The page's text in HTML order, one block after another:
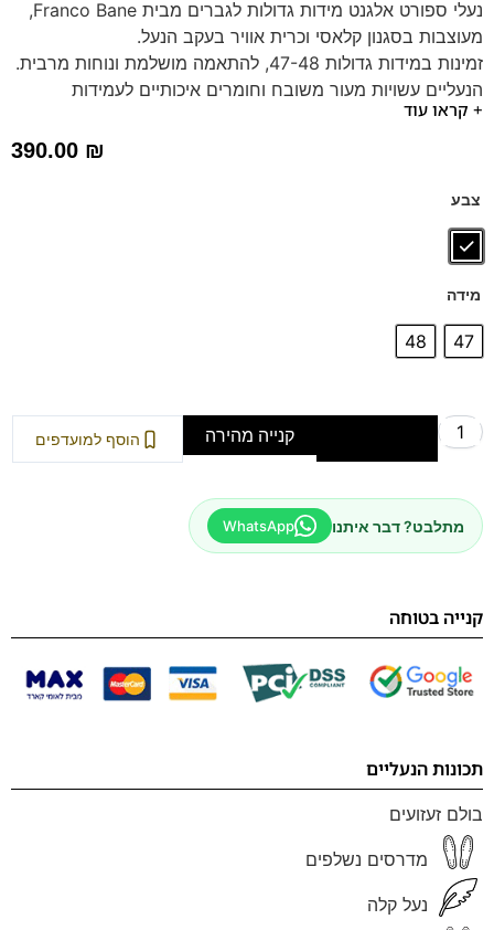
נעלי ספורט אלגנט מידות גדולות לגברים מבית Franco Bane,
מעוצבות בסגנון קלאסי וכרית אוויר בעקב הנעל.
זמינות במידות גדולות 47-48, להתאמה מושלמת ונוחות מרבית.
הנעליים עשויות מעור משובח וחומרים איכותיים לעמידות
ואלגנטיות. סוליה רכה, גמישה וקלה במיוחד המבטיחה הליכה
אופטימלית.
+ קראו עוד
390.00 ₪
צבע
מידה
47
48
הוסף למועדפים קנייה מהירה
מתלבט? דבר איתנו WhatsApp
קנייה בטוחה
תכונות הנעליים
בולם זעזועים
מדרסים נשלפים
נעל קלה